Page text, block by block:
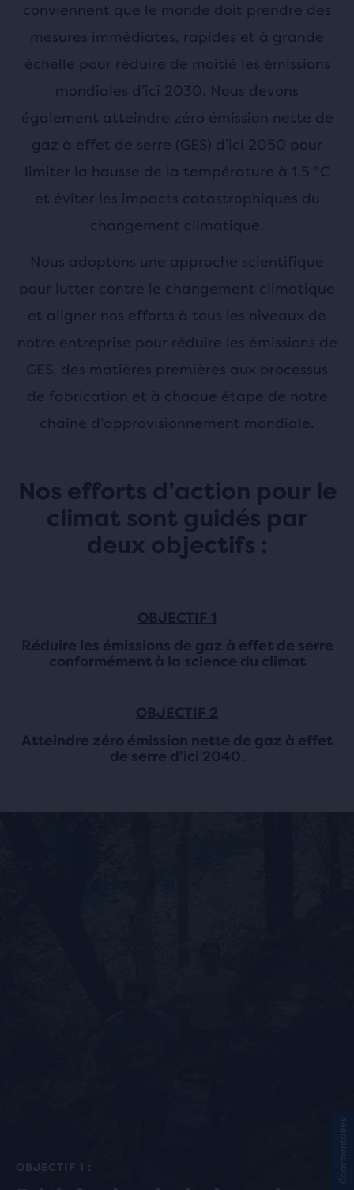
conviennent que le monde doit prendre des
mesures immédiates, rapides et à grande
échelle pour réduire de moitié les émissions
mondiales d’ici 2030. Nous devons
également atteindre zéro émission nette de
gaz à effet de serre (GES) d’ici 2050 pour
limiter la hausse de la température à 1,5 °C
et éviter les impacts catastrophiques du
changement climatique.
Nous adoptons une approche scientifique
pour lutter contre le changement climatique
et aligner nos efforts à tous les niveaux de
notre entreprise pour réduire les émissions de
GES, des matières premières aux processus
de fabrication et à chaque étape de notre
chaîne d’approvisionnement mondiale.
Nos efforts d’action pour le
climat sont guidés par
deux objectifs :
OBJECTIF 1
Réduire les émissions de gaz à effet de serre
conformément à la science du climat
OBJECTIF 2
Atteindre zéro émission nette de gaz à effet
de serre d’ici 2040.
OBJECTIF 1 : Commentaires